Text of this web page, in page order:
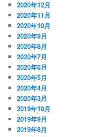
2020年12月
2020年11月
2020年10月
2020年9月
2020年8月
2020年7月
2020年6月
2020年5月
2020年4月
2020年3月
2019年10月
2019年9月
2019年8月